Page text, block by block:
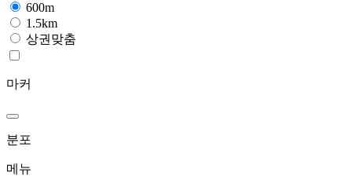
600m
1.5km
상권맞춤
마커
분포
메뉴